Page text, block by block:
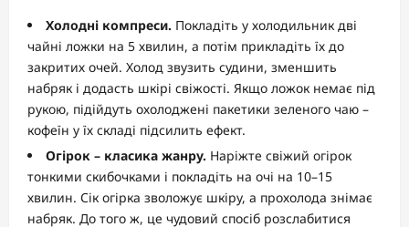
Холодні компреси. Покладіть у холодильник дві
чайні ложки на 5 хвилин, а потім прикладіть їх до
закритих очей. Холод звузить судини, зменшить
набряк і додасть шкірі свіжості. Якщо ложок немає під
рукою, підійдуть охолоджені пакетики зеленого чаю –
кофеїн у їх складі підсилить ефект.
Огірок – класика жанру. Наріжте свіжий огірок
тонкими скибочками і покладіть на очі на 10–15
хвилин. Сік огірка зволожує шкіру, а прохолода знімає
набряк. До того ж, це чудовий спосіб розслабитися